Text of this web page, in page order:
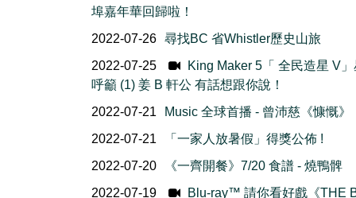
埠嘉年華回歸啦！
2022-07-26 尋找BC 省Whistler歷史山旅
2022-07-25
King Maker 5「 全民造星 V
呼籲 (1) 姜 B 軒公 有話想跟你說！
2022-07-21
Music 全球首播 - 曾沛慈《慷慨》
2022-07-21
「一家人放暑假」得獎公佈 !
2022-07-20
《一齊開餐》7/20 食譜 - 燒鴨髀
2022-07-19
Blu-ray™ 請你看好戲《THE